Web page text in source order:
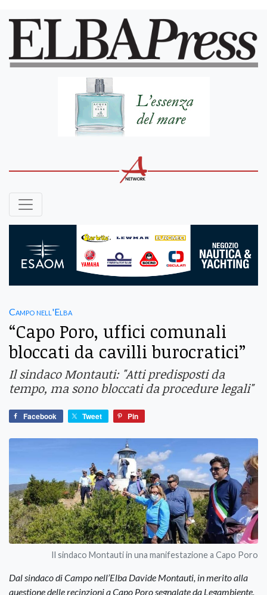
Campo nell'Elba
“Capo Poro, uffici comunali
bloccati da cavilli burocratici”
Il sindaco Montauti: "Atti predisposti da
tempo, ma sono bloccati da procedure legali"
Facebook Tweet Pin
Il sindaco Montauti in una manifestazione a Capo Poro
Dal sindaco di Campo nell’Elba Davide Montauti, in merito alla
questione delle recinzioni a Capo Poro segnalate da Legambiente,